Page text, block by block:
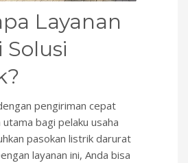
Layanan
Solusi
pengiriman cepat
bagi pelaku usaha
pasokan listrik darurat
layanan ini, Anda bisa